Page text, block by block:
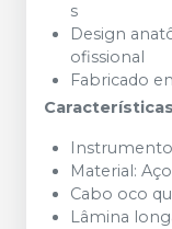
s
Design
ofissional
Fabricado
Características
Instrumento
Material: Aço
Cabo oco
Lâmina